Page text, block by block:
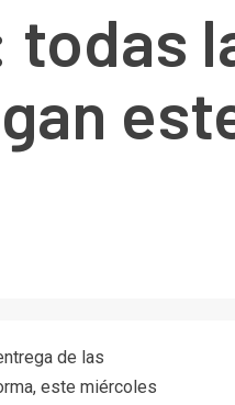
todas
de las
este miércoles